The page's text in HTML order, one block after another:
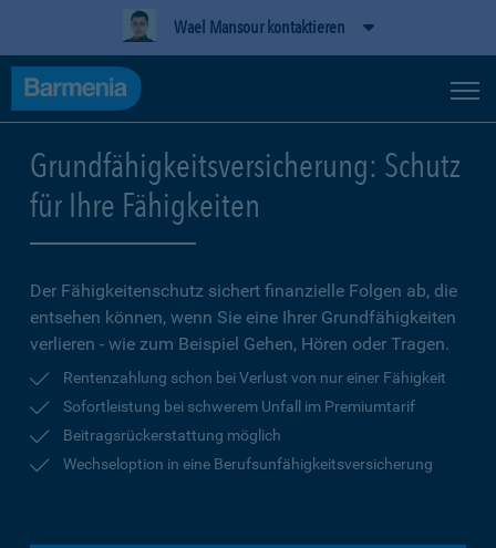
Wael Mansour kontaktieren
Grundfähigkeitsversicherung: Schutz
für Ihre Fähigkeiten
Der Fähigkeitenschutz sichert finanzielle Folgen ab, die
entsehen können, wenn Sie eine Ihrer Grundfähigkeiten
verlieren - wie zum Beispiel Gehen, Hören oder Tragen.
Rentenzahlung schon bei Verlust von nur einer Fähigkeit
Sofortleistung bei schwerem Unfall im Premiumtarif
Beitragsrückerstattung möglich
Wechseloption in eine Berufsunfähigkeitsversicherung